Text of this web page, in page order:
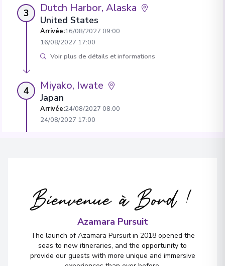
3 Dutch Harbor, Alaska
United States
Arrivée:16/08/2027 09:00
16/08/2027 17:00
Voir plus de détails et informations
4 Miyako, Iwate
Japan
Arrivée:24/08/2027 08:00
24/08/2027 17:00
Japan
Arrivée
26/08/2027 05:30
Voir plus de détails et informations
Bienvenue à Bord !
Azamara Pursuit
The launch of Azamara Pursuit in 2018 opened the
seas to new itineraries, and the opportunity to
provide our guests with more unique and immersive